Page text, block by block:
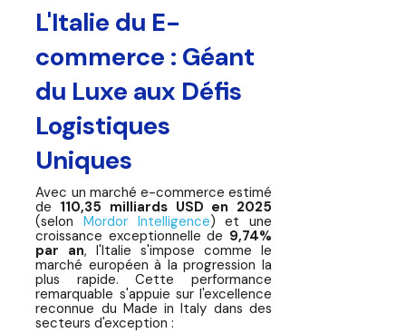
Made in Italy : Quand l'Excellence
Artisanale Rencontre l'Assurance
Ad Valorem du XXIe Siècle
La Révolution Arrive :
L'Automatisation au Service du
Made in Italy
L'Avenir de l'Assurance Colis Made
in Italy
Passez à l'action et protégez vos
expéditions depuis l'Italie avec
Claisy
FAQ : Assurance Colis pour l'Italie
L'Italie du E-
commerce : Géant
du Luxe aux Défis
Logistiques
Uniques
Avec un marché e-commerce estimé
de 110,35 milliards USD en 2025
(selonMordor Intelligence) et une
croissance exceptionnelle de 9,74%
par an, l'Italie s'impose comme le
marché européen à la progression la
plus rapide. Cette performance
remarquable s'appuie sur l'excellence
reconnue du Made in Italy dans des
secteurs d'exception :